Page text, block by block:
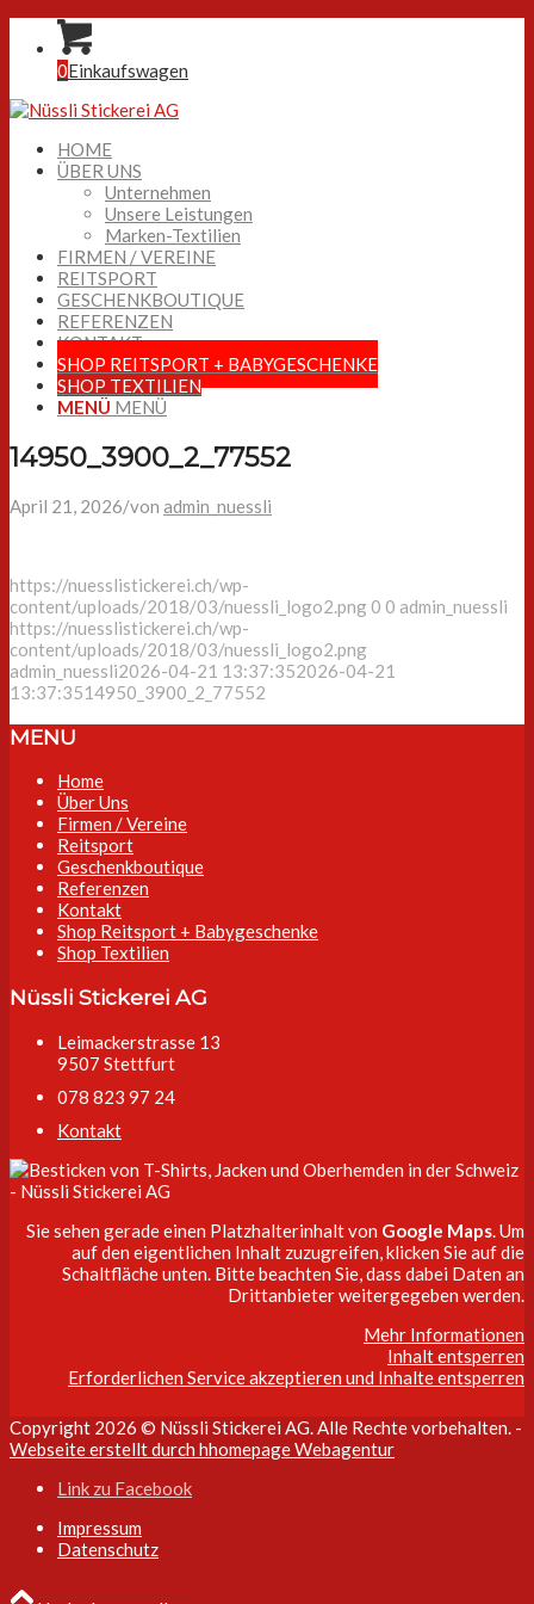
0Einkaufswagen
HOME
ÜBER UNS
Unternehmen
Unsere Leistungen
Marken-Textilien
FIRMEN / VEREINE
REITSPORT
GESCHENKBOUTIQUE
REFERENZEN
KONTAKT
SHOP REITSPORT + BABYGESCHENKE
SHOP TEXTILIEN
MENÜ MENÜ
14950_3900_2_77552
April 21, 2026/von admin_nuessli
https://nuesslistickerei.ch/wp-
content/uploads/2018/03/nuessli_logo2.png 0 0 admin_nuessli
https://nuesslistickerei.ch/wp-
content/uploads/2018/03/nuessli_logo2.png
admin_nuessli2026-04-21 13:37:352026-04-21
13:37:3514950_3900_2_77552
MENU
Home
Über Uns
Firmen / Vereine
Reitsport
Geschenkboutique
Referenzen
Kontakt
Shop Reitsport + Babygeschenke
Shop Textilien
Nüssli Stickerei AG
Leimackerstrasse 13
9507 Stettfurt
078 823 97 24
Kontakt
Sie sehen gerade einen Platzhalterinhalt von Google Maps . Um
auf den eigentlichen Inhalt zuzugreifen, klicken Sie auf die
Schaltfläche unten. Bitte beachten Sie, dass dabei Daten an
Drittanbieter weitergegeben werden.
Mehr Informationen
Inhalt entsperren
Erforderlichen Service akzeptieren und Inhalte entsperren
Copyright 2026 © Nüssli Stickerei AG. Alle Rechte vorbehalten. -
Webseite erstellt durch hhomepage Webagentur
Link zu Facebook
Impressum
Datenschutz